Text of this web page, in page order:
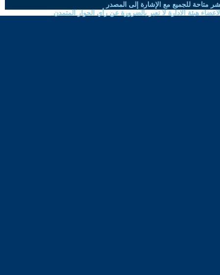
متاحة للجميع مع الإشارة إلى المصدر
هيئة الادارة لا تعبر بالضرورة عن رأي الحوار المتمدن